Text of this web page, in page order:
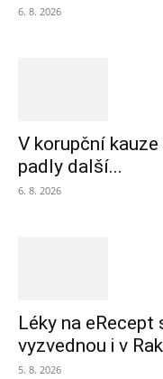
6. 8. 2026
V korupční
padly další...
6. 8. 2026
Léky na
vyzvednou i v
5. 8. 2026